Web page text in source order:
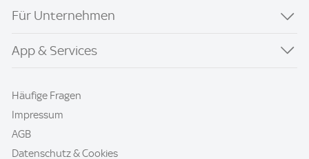
Für Unternehmen
App & Services
Häufige Fragen
Impressum
AGB
Datenschutz & Cookies